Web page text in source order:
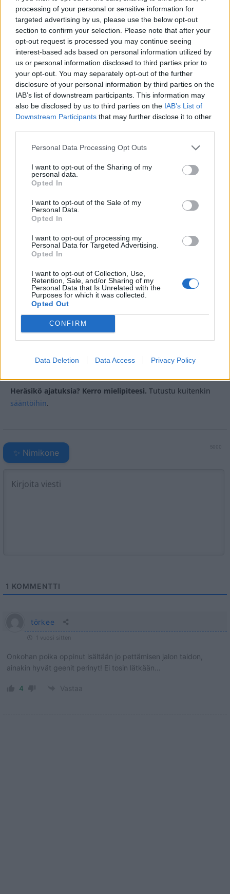
processing of your personal or sensitive information for
targeted advertising by us, please use the below opt-out
section to confirm your selection. Please note that after your
opt-out request is processed you may continue seeing
interest-based ads based on personal information utilized by
us or personal information disclosed to third parties prior to
your opt-out. You may separately opt-out of the further
disclosure of your personal information by third parties on the
IAB’s list of downstream participants. This information may
also be disclosed by us to third parties on the IAB’s List of
Downstream Participants that may further disclose it to other
Personal Data Processing Opt Outs
I want to opt-out of the Sharing of my
personal data.
Opted In
I want to opt-out of the Sale of my
Personal Data.
Opted In
I want to opt-out of processing my
Personal Data for Targeted Advertising.
Opted In
I want to opt-out of Collection, Use,
Retention, Sale, and/or Sharing of my
Personal Data that Is Unrelated with the
Purposes for which it was collected.
Opted Out
CONFIRM
Data Deletion Data Access Privacy Policy
Näytä tämä julkaisu Instagramissa
Eetu Selänne
Teemu Selänne
Uusi rakkaus
Kommenttiosio
Heräsikö ajatuksia? Kerro mielipiteesi. Tutustu kuitenkin
sääntöihin.
5000
✨ Nimikone
1 KOMMENTTI
törkee
1 vuosi sitten
Onkohan poika oppinut isältään jo pettämisen jalon taidon,
ainakin hyvät geenit perinyt! Ei tosin lätkään…
4 Vastaa